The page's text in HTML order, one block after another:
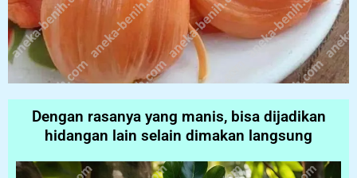
Dengan rasanya yang manis, bisa dijadikan
hidangan lain selain dimakan langsung